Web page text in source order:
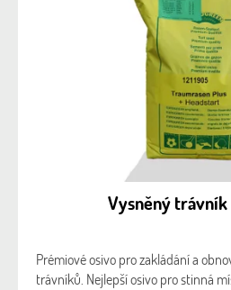
Vysněný trávník
Prémiové osivo pro zakládání a
trávníků. Nejlepší osivo pro stinná